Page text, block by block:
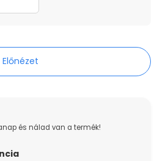
Előnézet
és nálad van a termék!